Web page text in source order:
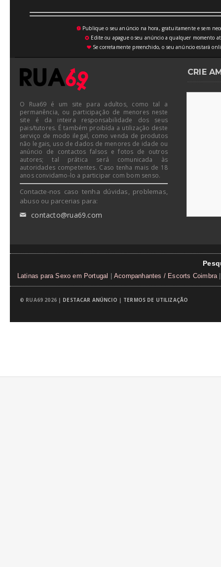
💥Publique o seu anúncio na hora, gratuitamente e sem
⚙ Edite ou apague o seu anúncio a qualquer momento
♥Se corretamente preenchido, o seu anúncio estará
O Rua69 é um site para adultos, como tal a
permanência, ou participação de menores neste
site é da inteira responsabilidade dos seus
pais/tutores. É também proibída a utilização deste
serviço de modo ilegal, como venda de produtos
não legais, uso de dados de menores de idade ou
anúncio de contactos falsos e fotos de outros
autores; tal prática será comunicada às
autoridades competentes. Caso tenha mais de 18
anos convidamo-lo a participar com bom senso.
Contacte-nos caso tenha dúvidas, problemas,
abuso ou parcerias para:
✉ contacto@rua69.com
CRIE
Latinas para Sexo em Portugal Acompanhantes / Escorts Coimbra
© RUA69 2026 | DESTACAR ANÚNCIO | TERMOS DE UTILIZAÇÃO